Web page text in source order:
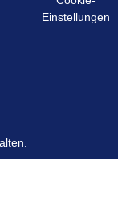
Einstellungen